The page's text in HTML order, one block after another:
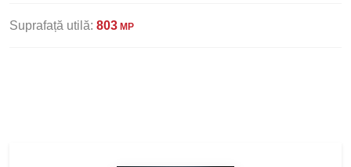
Suprafață utilă: 803 MP